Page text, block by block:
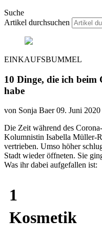
Suche
Artikel durchsuchen
EINKAUFSBUMMEL
10 Dinge, die ich
habe
von Sonja Baer 09. Juni 2020
Die Zeit während des
Kolumnistin Isabella Müller-
vertrieben. Umso höher
Stadt wieder öffneten. Sie
Was ihr dabei aufgefallen ist:
1
Kosmetik